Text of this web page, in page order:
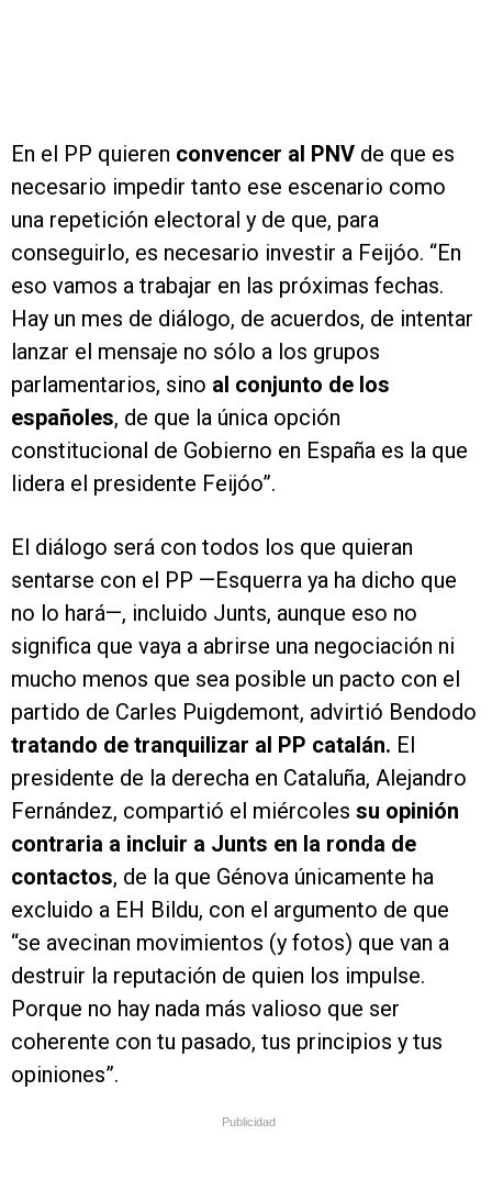
En el PP quieren convencer al PNV de que es
necesario impedir tanto ese escenario como
una repetición electoral y de que, para
conseguirlo, es necesario investir a Feijóo. “En
eso vamos a trabajar en las próximas fechas.
Hay un mes de diálogo, de acuerdos, de intentar
lanzar el mensaje no sólo a los grupos
parlamentarios, sino al conjunto de los
españoles, de que la única opción
constitucional de Gobierno en España es la que
lidera el presidente Feijóo”.
El diálogo será con todos los que quieran
sentarse con el PP —Esquerra ya ha dicho que
no lo hará—, incluido Junts, aunque eso no
significa que vaya a abrirse una negociación ni
mucho menos que sea posible un pacto con el
partido de Carles Puigdemont, advirtió Bendodo
tratando de tranquilizar al PP catalán. El
presidente de la derecha en Cataluña, Alejandro
Fernández, compartió el miércoles su opinión
contraria a incluir a Junts en la ronda de
contactos, de la que Génova únicamente ha
excluido a EH Bildu, con el argumento de que
“se avecinan movimientos (y fotos) que van a
destruir la reputación de quien los impulse.
Porque no hay nada más valioso que ser
coherente con tu pasado, tus principios y tus
opiniones”.
Publicidad